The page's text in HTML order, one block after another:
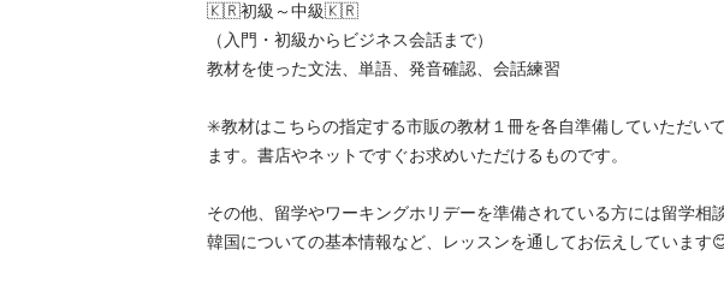
🇰🇷初級～中級🇰🇷
（入門・初級からビジネス会話まで）
教材を使った文法、単語、発音確認、会話練習
✳️教材はこちらの指定する市販の教材１冊を各自準備していただい
ます。書店やネットですぐお求めいただけるものです。
その他、留学やワーキングホリデーを準備されている方には留学相
韓国についての基本情報など、レッスンを通してお伝えしています